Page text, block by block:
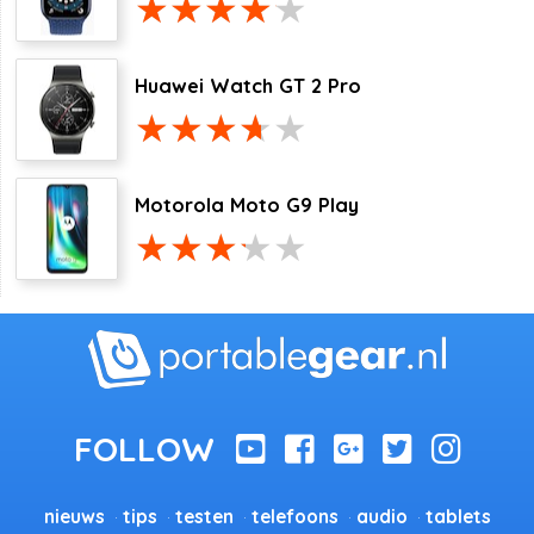
Huawei Watch GT 2 Pro
Motorola Moto G9 Play
nieuws tips testen telefoons audio tablets